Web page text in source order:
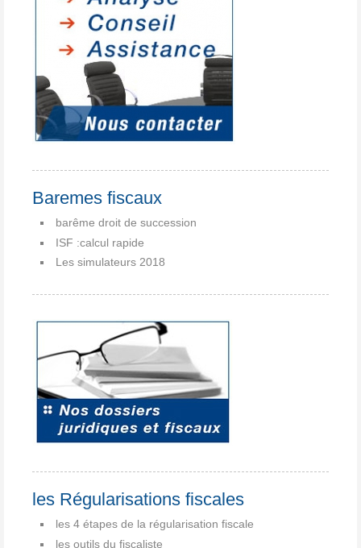
Baremes fiscaux
barême droit de succession
ISF :calcul rapide
Les simulateurs 2018
les Régularisations fiscales
les 4 étapes de la régularisation fiscale
les outils du fiscaliste